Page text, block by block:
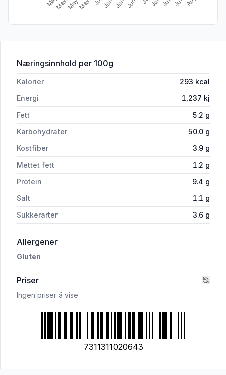
Næringsinnhold for 'Santa Maria Tortilla Corn Wheat
per 100g
Kalorier 293 kcal
Energi
1,237 kj
Fett
5.2 g
Karbohydrater
50.0 g
Kostfiber
3.9 g
Mettet fett
1.2 g
Protein
9.4 g
Salt
1.1 g
Sukkerarter
3.6 g
Allergeneri 'Santa Maria Tortilla Corn Wheat Medium
Gluten
Priser
Ingen priser å vise
7311311020643